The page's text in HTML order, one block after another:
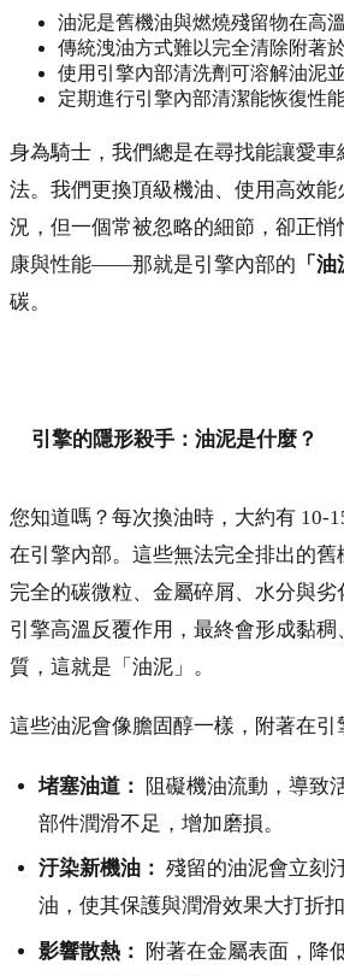
油泥是舊機油與燃燒殘留物在高
傳統洩油方式難以完全清除附著
使用引擎內部清洗劑可溶解油泥
定期進行引擎內部清潔能恢復性
身為騎士，我們總是在尋找能讓愛
法。我們更換頂級機油、使用高效能
況，但一個常被忽略的細節，卻正悄
康與性能——那就是引擎內部的 「
碳。
引擎的隱形殺手：油泥是什麼？
您知道嗎？每次換油時，大約有 10-
在引擎內部。這些無法完全排出的舊
完全的碳微粒、金屬碎屑、水分與劣
引擎高溫反覆作用，最終會形成黏稠
質，這就是「油泥」。
這些油泥會像膽固醇一樣，附著在引
堵塞油道：
阻礙機油流動，導致
部件潤滑不足，增加磨損。
汙染新機油： 殘留的油泥會立刻
油，使其保護與潤滑效果大打折扣
影響散熱：
附著在金屬表面，降